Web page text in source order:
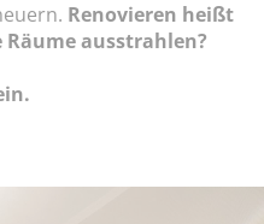
Renovieren heißt
Räume ausstrahlen?